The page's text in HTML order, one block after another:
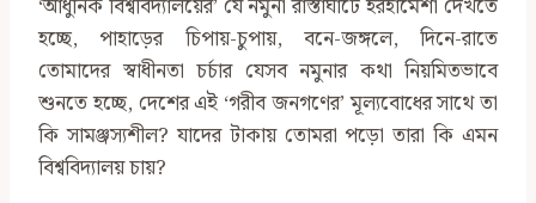
‘আধুনিক বিশ্ববিদ্যালয়ের’ যে নমুনা রাস্তাঘাটে হরহামেশা দেখতে
হচ্ছে, পাহাড়ের চিপায়-চুপায়, বনে-জঙ্গলে, দিনে-রাতে
তোমাদের স্বাধীনতা চর্চার যেসব নমুনার কথা নিয়মিতভাবে
শুনতে হচ্ছে, দেশের এই ‘গরীব জনগণের’ মূল্যবোধের সাথে তা
কি সামঞ্জস্যশীল? যাদের টাকায় তোমরা পড়ো তারা কি এমন
বিশ্ববিদ্যালয় চায়?